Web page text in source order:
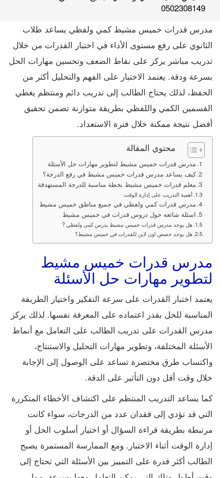
0502308149
مدرس قدرات خميس مشيط كمي ولفظي يساعد طلاب
الثانوي على رفع مستوى الأداء في اختبار القدرات من خلال
تدريب مباشر يركز على نقاط الضعف وتحسين مهارات الحل
بسرعة ودقة. يعتمد الاختبار على الفهم والتحليل أكثر من
الحفظ، لذلك يحتاج الطالب إلى تدريب دائم ومنتظم يغطي
القسمين الكمي واللفظي بطريقة متوازنة تضمن تحقيق
أفضل نتيجة ممكنة خلال فترة الاستعداد.
محتوي المقالة
مدرس قدرات خميس مشيط لتطوير مهارات حل الأسئلة
كيف يساعد مدرس قدرات خميس مشيط في رفع الدرجة؟
معلم قدرات خميس مشيط بخطة مناسبة للدرجة المستهدفة
أهمية التدريب على إدارة الوقت
مدرس قدرات كمي ولفظي في جميع مناطق خميس مشيط
اسئلة شائعه حول دروس قدرات في خميس مشيط
هل يوجد مدرس قدرات خميس مشيط يدرس كمي ولفظي ?
هل يوجد حصص اون لاين للقدرات في خميس مشيط؟
مدرس قدرات خميس مشيط
لتطوير مهارات حل الأسئلة
يعتمد اختبار القدرات على سرعة التفكير واختيار الطريقة
المناسبة للحل بقدر اعتماده على المعرفة نفسها. لذلك يركز
مدرس القدرات على تدريب الطالب على التعامل مع أنماط
الأسئلة المختلفة، وتطوير مهارات التحليل والاستنتاج،
واكتساب طرق مختصرة تساعد على الوصول إلى الإجابة
خلال وقت أقل دون التأثير على الدقة.
كما يساعد التدريب المنتظم على اكتشاف الأخطاء المتكررة
التي قد تؤدي إلى فقدان عدد من الدرجات، سواء كانت
مرتبطة بطريقة قراءة السؤال أو اختيار أسلوب الحل أو
إدارة الوقت أثناء الاختبار. ومع الممارسة المستمرة يصبح
الطالب أكثر قدرة على التمييز بين الأسئلة التي تحتاج إلى